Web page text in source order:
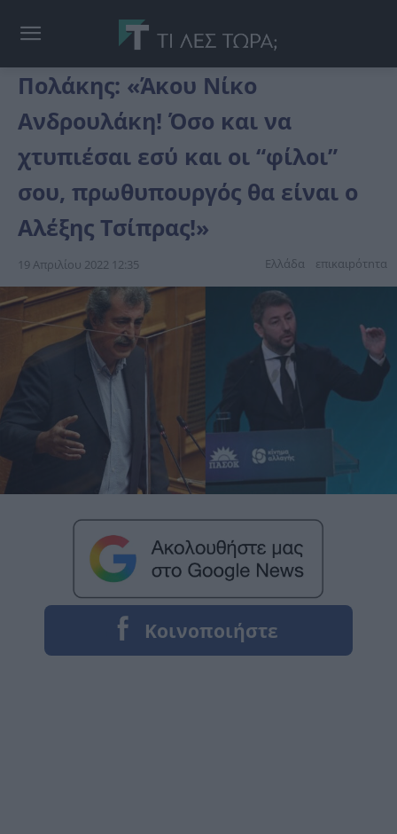
Πολάκης: «Άκου Νίκο
Ανδρουλάκη! Όσο και να
χτυπιέσαι εσύ και οι “φίλοι”
σου, πρωθυπουργός θα είναι ο
Αλέξης Τσίπρας!»
19 Απριλίου 2022 12:35 Ελλάδα επικαιpότnτα